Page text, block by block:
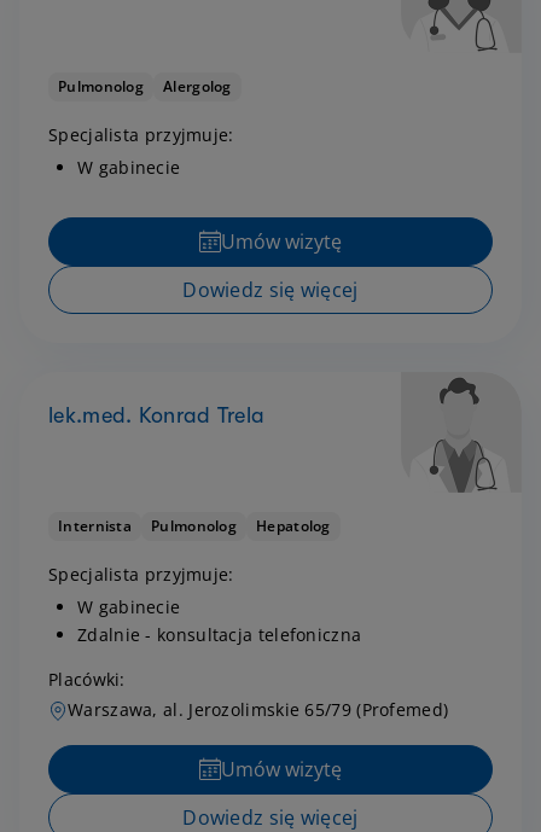
Pulmonolog Alergolog
Specjalista przyjmuje:
W gabinecie
Umów wizytę
Dowiedz się więcej
lek.med. Konrad Trela
Internista Pulmonolog Hepatolog
Specjalista przyjmuje:
W gabinecie
Zdalnie - konsultacja telefoniczna
Placówki:
Warszawa, al. Jerozolimskie 65/79 (Profemed)
Umów wizytę
Dowiedz się więcej